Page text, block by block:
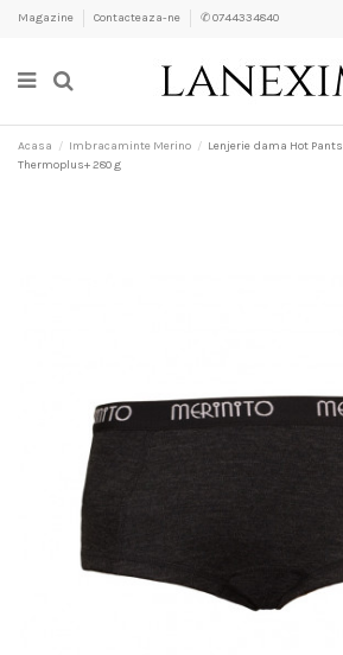
Magazine Contacteaza-ne ✆ 0744334840
Acasa Imbracaminte Merino
Lenjerie dama Hot Pants
Thermoplus+ 280 g